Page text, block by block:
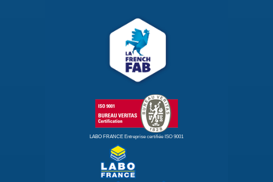
LABO FRANCE Entreprise certifiée ISO 9001